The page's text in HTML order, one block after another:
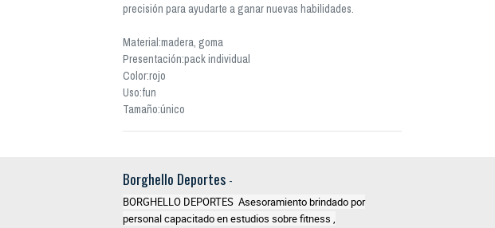
precisión para ayudarte a ganar nuevas habilidades.
Material:madera, goma
Presentación:pack individual
Color:rojo
Uso:fun
Tamaño:único
Borghello Deportes -
BORGHELLO DEPORTES Asesoramiento brindado por
personal capacitado en estudios sobre fitness ,